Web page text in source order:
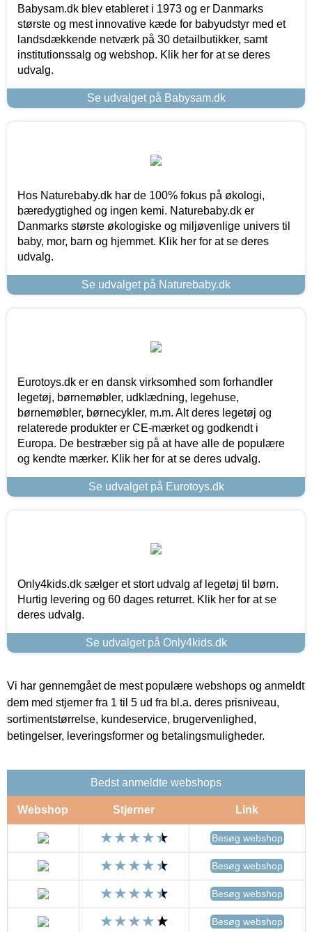
Babysam.dk blev etableret i 1973 og er Danmarks
største og mest innovative kæde for babyudstyr med et
landsdækkende netværk på 30 detailbutikker, samt
institutionssalg og webshop. Klik her for at se deres
udvalg.
Se udvalget på Babysam.dk
Hos Naturebaby.dk har de 100% fokus på økologi,
bæredygtighed og ingen kemi. Naturebaby.dk er
Danmarks største økologiske og miljøvenlige univers til
baby, mor, barn og hjemmet. Klik her for at se deres
udvalg.
Se udvalget på Naturebaby.dk
Eurotoys.dk er en dansk virksomhed som forhandler
legetøj, børnemøbler, udklædning, legehuse,
børnemøbler, børnecykler, m.m. Alt deres legetøj og
relaterede produkter er CE-mærket og godkendt i
Europa. De bestræber sig på at have alle de populære
og kendte mærker. Klik her for at se deres udvalg.
Se udvalget på Eurotoys.dk
Only4kids.dk sælger et stort udvalg af legetøj til børn.
Hurtig levering og 60 dages returret. Klik her for at se
deres udvalg.
Se udvalget på Only4kids.dk
Vi har gennemgået de mest populære webshops og anmeldt
dem med stjerner fra 1 til 5 ud fra bl.a. deres prisniveau,
sortimentstørrelse, kundeservice, brugervenlighed,
betingelser, leveringsformer og betalingsmuligheder.
Bedst anmeldte webshops
Webshop Stjerner Link
Besøg webshop
Besøg webshop
Besøg webshop
Besøg webshop